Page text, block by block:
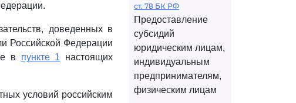
доведенных в
Российской Федерации
в пункте 1 настоящих
условий российским
ст. 78 БК РФ
Предоставление
субсидий
юридическим лицам,
индивидуальным
предпринимателям,
физическим лицам